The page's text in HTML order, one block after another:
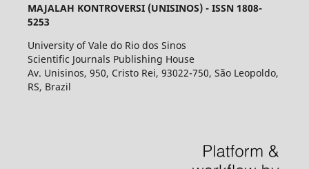
MAJALAH KONTROVERSI (UNISINOS) - ISSN 1808-
5253
University of Vale do Rio dos Sinos
Scientific Journals Publishing House
Av. Unisinos, 950, Cristo Rei, 93022-750, São Leopoldo,
RS, Brazil